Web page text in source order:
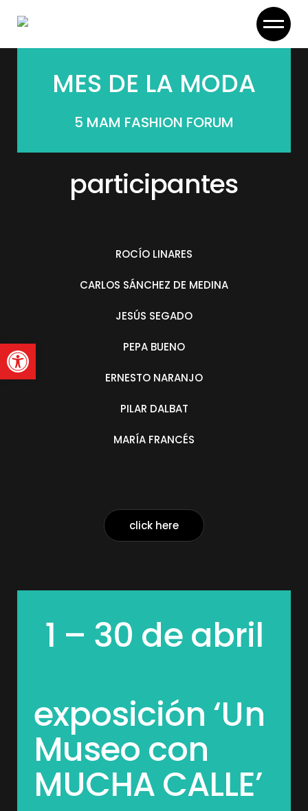
MES DE LA MODA
5 MAM FASHION FORUM
participantes
ROCÍO LINARES
CARLOS SÁNCHEZ DE MEDINA
JESÚS SEGADO
PEPA BUENO
ERNESTO NARANJO
PILAR DALBAT
MARÍA FRANCÉS
click here
1 – 30 de abril
exposición ‘Un
Museo con
MUCHA CALLE’
Abrir barra de